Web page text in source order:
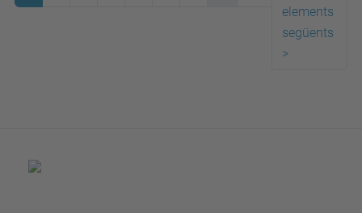
elements
següents
>